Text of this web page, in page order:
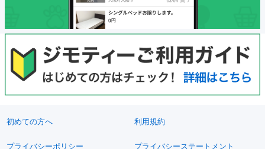
初めての方へ 利用規約
プライバシーポリシー プライバシーステートメント